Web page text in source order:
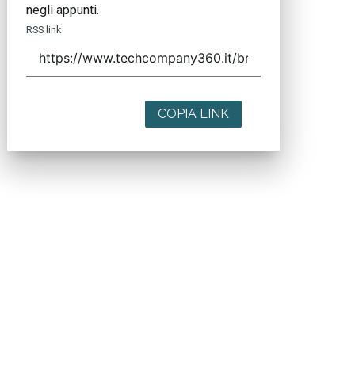
negli appunti.
RSS link
COPIA LINK